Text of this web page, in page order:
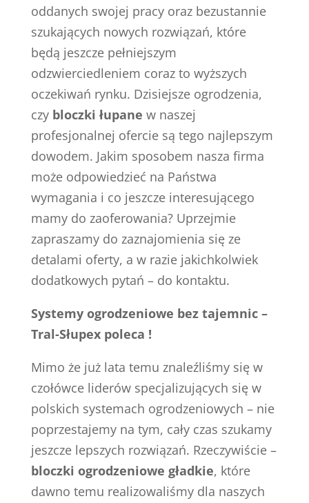
oddanych swojej pracy oraz bezustannie
szukających nowych rozwiązań, które
będą jeszcze pełniejszym
odzwierciedleniem coraz to wyższych
oczekiwań rynku. Dzisiejsze ogrodzenia,
czy bloczki łupane w naszej
profesjonalnej ofercie są tego najlepszym
dowodem. Jakim sposobem nasza firma
może odpowiedzieć na Państwa
wymagania i co jeszcze interesującego
mamy do zaoferowania? Uprzejmie
zapraszamy do zaznajomienia się ze
detalami oferty, a w razie jakichkolwiek
dodatkowych pytań – do kontaktu.
Systemy ogrodzeniowe bez tajemnic –
Tral-Słupex poleca !
Mimo że już lata temu znaleźliśmy się w
czołówce liderów specjalizujących się w
polskich systemach ogrodzeniowych – nie
poprzestajemy na tym, cały czas szukamy
jeszcze lepszych rozwiązań. Rzeczywiście –
bloczki ogrodzeniowe gładkie, które
dawno temu realizowaliśmy dla naszych